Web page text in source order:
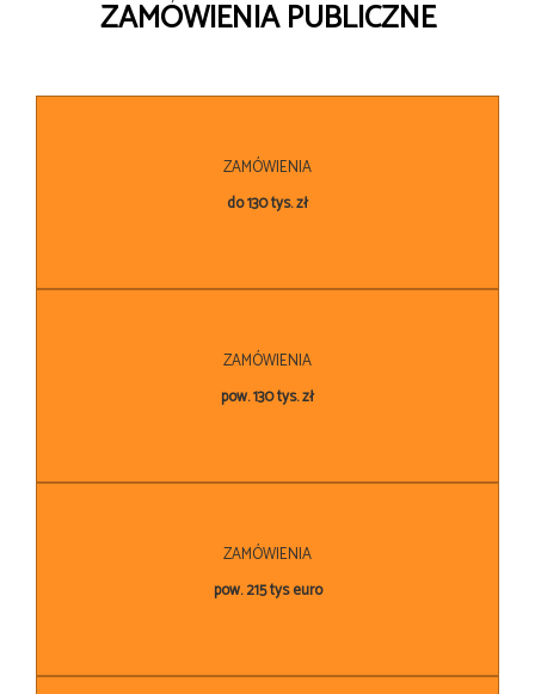
ZAMÓWIENIA PUBLICZNE
ZAMÓWIENIA
do 130 tys. zł
ZAMÓWIENIA
pow. 130 tys. zł
ZAMÓWIENIA
pow. 215 tys euro